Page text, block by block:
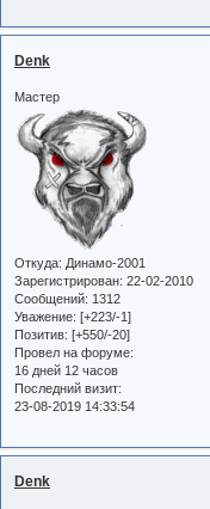
Denk
Мастер
Откуда: Динамо-2001
Зарегистрирован: 22-02-2010
Сообщений: 1312
Уважение: [+223/-1]
Позитив: [+550/-20]
Провел на форуме:
16 дней 12 часов
Последний визит:
23-08-2019 14:33:54
Denk